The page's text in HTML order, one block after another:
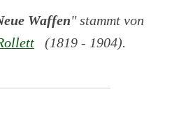
Waffen" stammt von
(1819 - 1904).